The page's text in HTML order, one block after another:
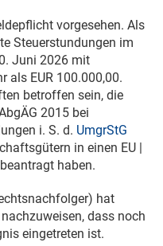
vorgesehen. Als
Steuerstundungen im
Juni 2026 mit
als EUR 100.000,00.
betroffen sein, die
2015 bei
i. S. d. UmgrStG
in einen EU |
haben.
hat
nachzuweisen, dass noch
eingetreten ist.